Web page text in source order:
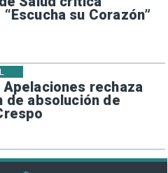
su Corazón”
rechaza
de absolución de